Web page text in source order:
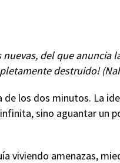
del que
destruido!
de los dos minutos. La
sino aguantar un
viviendo amenazas,